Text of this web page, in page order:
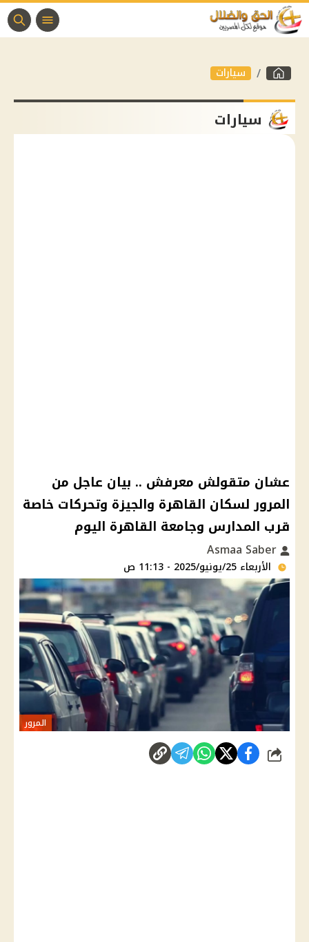
سيارات
سيارات
عشان متقولش معرفش .. بيان عاجل من
المرور لسكان القاهرة والجيزة وتحركات خاصة
قرب المدارس وجامعة القاهرة اليوم
الأربعاء 25/يونيو/2025 - 11:13 ص
المرور
شارك